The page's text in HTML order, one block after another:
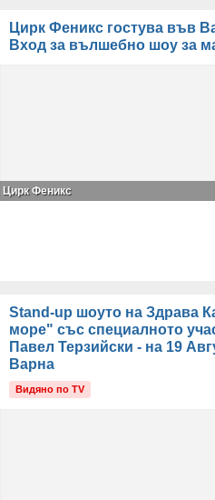
Цирк Феникс гостува във
Вход за вълшебно шоу за
Цирк Феникс
Stand-up шоуто на Здрава
море" със специалното
Павел Терзийски - на 19
Варна
Видяно по TV